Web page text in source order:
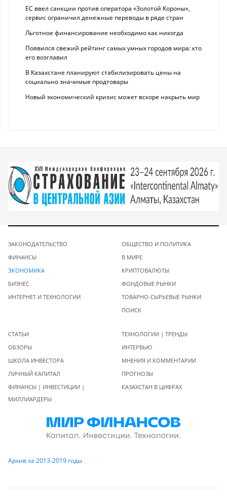
ЕС ввел санкции против оператора «Золотой Короны»,
сервис ограничил денежные переводы в ряде стран
Льготное финансирование необходимо как никогда
Появился свежий рейтинг самых умных городов мира: кто
его возглавил
В Казахстане планируют стабилизировать цены на
социально значимые продтовары
Новый экономический кризис может вскоре накрыть мир
ЗАКОНОДАТЕЛЬСТВО
ФИНАНСЫ
ЭКОНОМИКА
БИЗНЕС
ИНТЕРНЕТ И ТЕХНОЛОГИИ
ОБЩЕСТВО И ПОЛИТИКА
В МИРЕ
КРИПТОВАЛЮТЫ
ФОНДОВЫЕ РЫНКИ
ТОВАРНО-СЫРЬЕВЫЕ РЫНКИ
ПОИСК
СТАТЬИ
ОБЗОРЫ
ШКОЛА ИНВЕСТОРА
ЛИЧНЫЙ КАПИТАЛ
ФИНАНСЫ | ИНВЕСТИЦИИ |
МИЛЛИАРДЕРЫ
ТЕХНОЛОГИИ | ТРЕНДЫ
ИНТЕРВЬЮ
МНЕНИЯ И КОММЕНТАРИИ
ПРОГНОЗЫ
КАЗАХСТАН В ЦИФРАХ
Архив за 2013-2019 годы